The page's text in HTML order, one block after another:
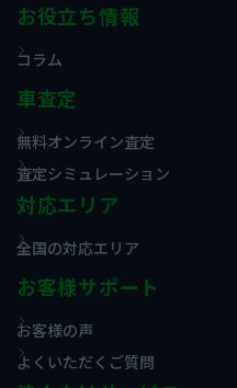
お役立ち情報
コラム
車査定
無料オンライン査定
査定シミュレーション
対応エリア
全国の対応エリア
お客様サポート
お客様の声
よくいただくご質問